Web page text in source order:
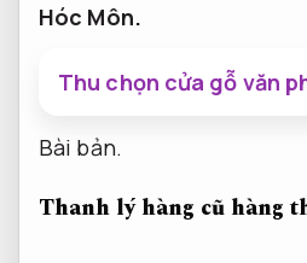
Hóc Môn.
Thu chọn cửa gỗ văn
Bài bản.
Thanh lý hàng cũ hàng